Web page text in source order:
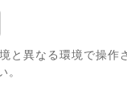
と異なる環境で操作
。